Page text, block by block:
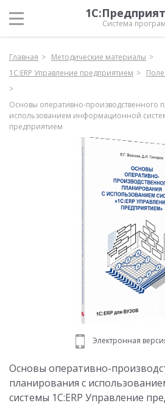
Система
Главная
Методические материалы
1С:ERP Управление предприятием
Основы оперативно-производственного
использованием информационной
предприятием
Основы оперативно-
планирования с
системы 1С:ERP Управление
Электронная